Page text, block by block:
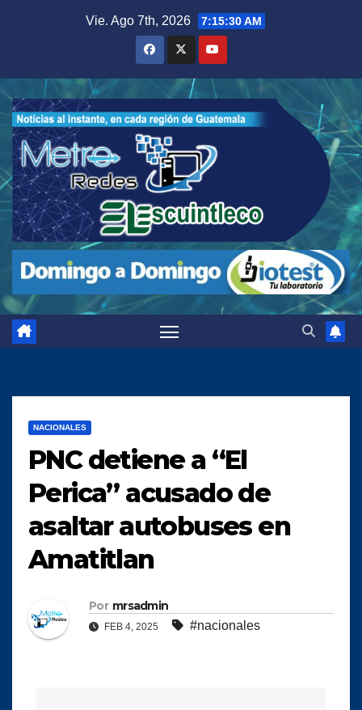
Vie. Ago 7th, 2026 7:15:31 AM
NACIONALES
PNC detiene a “El
Perica” acusado de
asaltar autobuses en
Amatitlan
Por mrsadmin
FEB 4, 2025 #nacionales